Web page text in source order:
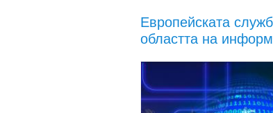
Европейската
областта на